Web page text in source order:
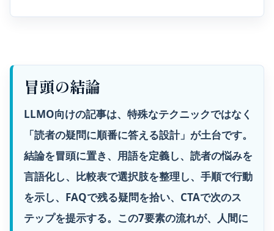
冒頭の結論
LLMO向けの記事は、特殊なテクニックではなく
「読者の疑問に順番に答える設計」が土台です。
結論を冒頭に置き、用語を定義し、読者の悩みを
言語化し、比較表で選択肢を整理し、手順で行動
を示し、FAQで残る疑問を拾い、CTAで次のス
テップを提示する。この7要素の流れが、人間に